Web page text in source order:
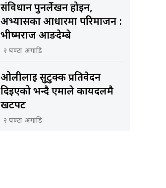
संविधान पुनर्लेखन होइन,
अभ्यासका आधारमा परिमार्जन :
भीष्मराज आङदेम्बे
२ घण्टा अगाडि
ओलीलाई सुटुक्क प्रतिवेदन
दिइएको भन्दै एमाले कार्यदलमै
खटपट
२ घण्टा अगाडि